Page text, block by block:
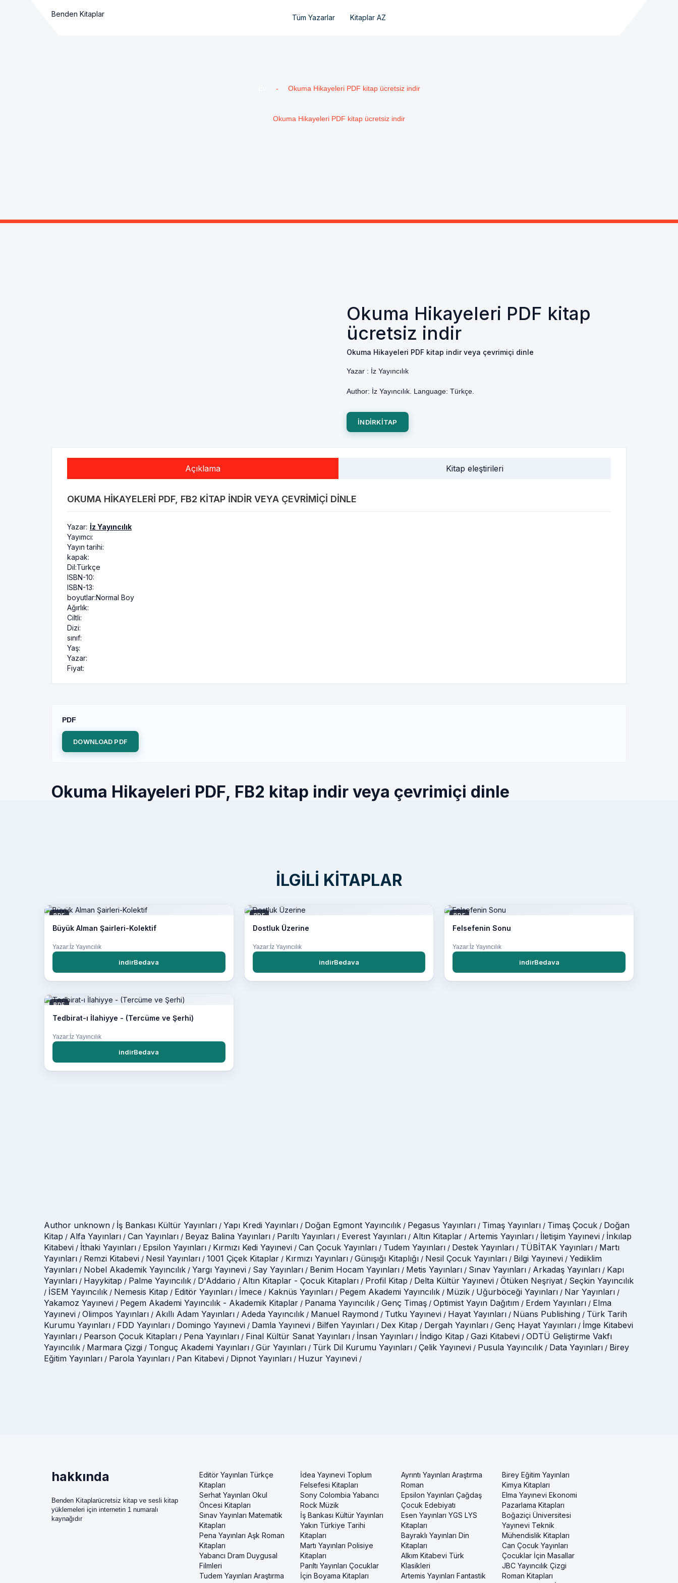
Benden Kitaplar Tüm Yazarlar Kitaplar AZ
- Okuma Hikayeleri PDF kitap ücretsiz indir
Okuma Hikayeleri PDF kitap ücretsiz indir
Okuma Hikayeleri PDF kitap
ücretsiz indir
Okuma Hikayeleri PDF kitap indir veya çevrimiçi dinle
Yazar : İz Yayıncılık
Author: İz Yayıncılık. Language: Türkçe.
INDIRKITAP
Açıklama Kitap eleştirileri
OKUMA HIKAYELERI PDF, FB2 KITAP INDIR VEYA ÇEVRIMIÇI DINLE
Yazar: İz Yayıncılık
Yayımcı:
Yayın tarihi:
kapak:
Dil:Türkçe
ISBN-10:
ISBN-13:
boyutlar:Normal Boy
Ağırlık:
Ciltli:
Dizi:
sınıf:
Yaş:
Yazar:
Fiyat:
PDF
DOWNLOAD PDF
Okuma Hikayeleri PDF, FB2 kitap indir veya çevrimiçi dinle
İLGILI KITAPLAR
PDF
Büyük Alman Şairleri-Kolektif
Yazar:İz Yayıncılık
indirBedava
PDF
Dostluk Üzerine
Yazar:İz Yayıncılık
indirBedava
PDF
Felsefenin Sonu
Yazar:İz Yayıncılık
indirBedava
PDF
Tedbirat-ı İlahiyye - (Tercüme ve Şerhi)
Yazar:İz Yayıncılık
indirBedava
Author unknown / İş Bankası Kültür Yayınları / Yapı Kredi Yayınları / Doğan Egmont Yayıncılık / Pegasus Yayınları / Timaş Yayınları / Timaş Çocuk / Doğan
Kitap / Alfa Yayınları / Can Yayınları / Beyaz Balina Yayınları / Parıltı Yayınları / Everest Yayınları / Altın Kitaplar / Artemis Yayınları / İletişim Yayınevi / İnkılap
Kitabevi / İthaki Yayınları / Epsilon Yayınları / Kırmızı Kedi Yayınevi / Can Çocuk Yayınları / Tudem Yayınları / Destek Yayınları / TÜBİTAK Yayınları / Martı
Yayınları / Remzi Kitabevi / Nesil Yayınları / 1001 Çiçek Kitaplar / Kırmızı Yayınları / Günışığı Kitaplığı / Nesil Çocuk Yayınları / Bilgi Yayınevi / Yediiklim
Yayınları / Nobel Akademik Yayıncılık / Yargı Yayınevi / Say Yayınları / Benim Hocam Yayınları / Metis Yayınları / Sınav Yayınları / Arkadaş Yayınları / Kapı
Yayınları / Hayykitap / Palme Yayıncılık / D'Addario / Altın Kitaplar - Çocuk Kitapları / Profil Kitap / Delta Kültür Yayınevi / Ötüken Neşriyat / Seçkin Yayıncılık
/ İSEM Yayıncılık / Nemesis Kitap / Editör Yayınları / İmece / Kaknüs Yayınları / Pegem Akademi Yayıncılık / Müzik / Uğurböceği Yayınları / Nar Yayınları /
Yakamoz Yayınevi / Pegem Akademi Yayıncılık - Akademik Kitaplar / Panama Yayıncılık / Genç Timaş / Optimist Yayın Dağıtım / Erdem Yayınları / Elma
Yayınevi / Olimpos Yayınları / Akıllı Adam Yayınları / Adeda Yayıncılık / Manuel Raymond / Tutku Yayınevi / Hayat Yayınları / Nüans Publishing / Türk Tarih
Kurumu Yayınları / FDD Yayınları / Domingo Yayınevi / Damla Yayınevi / Bilfen Yayınları / Dex Kitap / Dergah Yayınları / Genç Hayat Yayınları / İmge Kitabevi
Yayınları / Pearson Çocuk Kitapları / Pena Yayınları / Final Kültür Sanat Yayınları / İnsan Yayınları / İndigo Kitap / Gazi Kitabevi / ODTÜ Geliştirme Vakfı
Yayıncılık / Marmara Çizgi / Tonguç Akademi Yayınları / Gür Yayınları / Türk Dil Kurumu Yayınları / Çelik Yayınevi / Pusula Yayıncılık / Data Yayınları / Birey
Eğitim Yayınları / Parola Yayınları / Pan Kitabevi / Dipnot Yayınları / Huzur Yayınevi /
hakkında
Benden Kitaplarücretsiz kitap ve sesli kitap
yüklemeleri için internetin 1 numaralı
kaynağıdır
Editör Yayınları Türkçe
Kitapları
Serhat Yayınları Okul
Öncesi Kitapları
Sınav Yayınları Matematik
Kitapları
Pena Yayınları Aşk Roman
Kitapları
Yabancı Dram Duygusal
Filmleri
Tudem Yayınları Araştırma
İdea Yayınevi Toplum
Felsefesi Kitapları
Sony Colombia Yabancı
Rock Müzik
İş Bankası Kültür Yayınları
Yakın Türkiye Tarihi
Kitapları
Martı Yayınları Polisiye
Kitapları
Parıltı Yayınları Çocuklar
İçin Boyama Kitapları
Ayrıntı Yayınları Araştırma
Roman
Epsilon Yayınları Çağdaş
Çocuk Edebiyatı
Esen Yayınları YGS LYS
Kitapları
Bayraklı Yayınları Din
Kitapları
Alkım Kitabevi Türk
Klasikleri
Artemis Yayınları Fantastik
Birey Eğitim Yayınları
Kimya Kitapları
Elma Yayınevi Ekonomi
Pazarlama Kitapları
Boğaziçi Üniversitesi
Yayınevi Teknik
Mühendislik Kitapları
Can Çocuk Yayınları
Çocuklar İçin Masallar
JBC Yayıncılık Çizgi
Roman Kitapları